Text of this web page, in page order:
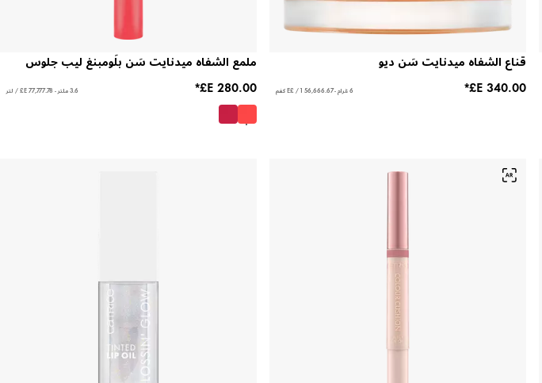
قناع الشفاه ميدنايت سَن ديو
6 غرام - ‏56,666.67 E£ / 1 كغم
ملمع الشفاه ميدنايت سَن بلَومبنغ ليب جلوس
3.6 ملتر - ‏77,777.78 E£ / لتر